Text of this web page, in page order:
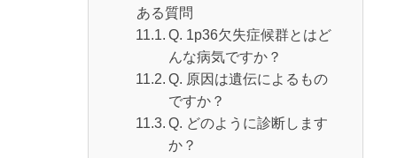
ある質問
Q. 1p36欠失症候群とはど
んな病気ですか？
Q. 原因は遺伝によるもの
ですか？
Q. どのように診断します
か？